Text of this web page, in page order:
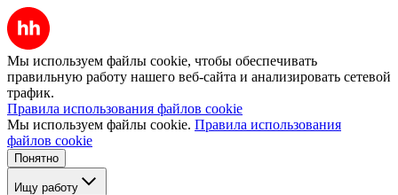
Мы используем файлы cookie, чтобы обеспечивать
правильную работу нашего веб-сайта и анализировать сетевой
трафик.
Правила использования файлов cookie
Мы используем файлы cookie. Правила использования
файлов cookie
Понятно
Ищу работу